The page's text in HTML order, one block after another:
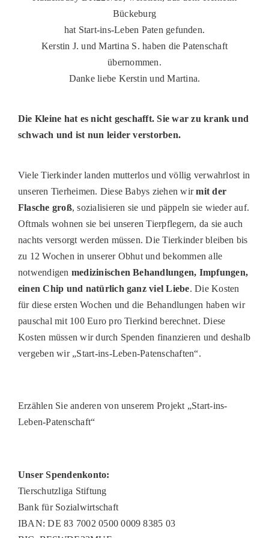
Bückeburg
hat Start-ins-Leben Paten gefunden.
Kerstin J. und Martina S. haben die Patenschaft
übernommen.
Danke liebe Kerstin und Martina.
Die Kleine hat es nicht geschafft. Sie war zu krank und
schwach und ist nun leider verstorben.
Viele Tierkinder landen mutterlos und völlig verwahrlost in
unseren Tierheimen. Diese Babys ziehen wirmit der
Flasche groß, sozialisieren sie und päppeln sie wieder auf.
Oftmals wohnen sie bei unseren Tierpflegern, da sie auch
nachts versorgt werden müssen. Die Tierkinder bleiben bis
zu 12 Wochen in unserer Obhut und bekommen alle
notwendigen medizinischen Behandlungen, Impfungen,
einen Chip und natürlich ganz viel Liebe. Die Kosten
für diese ersten Wochen und die Behandlungen haben wir
pauschal mit 100 Euro pro Tierkind berechnet. Diese
Kosten müssen wir durch Spenden finanzieren und deshalb
vergeben wir „Start-ins-Leben-Patenschaften“.
Erzählen Sie anderen von unserem Projekt „Start-ins-
Leben-Patenschaft“
Unser Spendenkonto:
Tierschutzliga Stiftung
Bank für Sozialwirtschaft
IBAN: DE 83 7002 0500 0009 8385 03